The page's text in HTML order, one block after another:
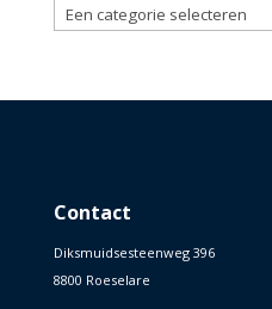
Contact
Diksmuidsesteenweg 396
8800 Roeselare